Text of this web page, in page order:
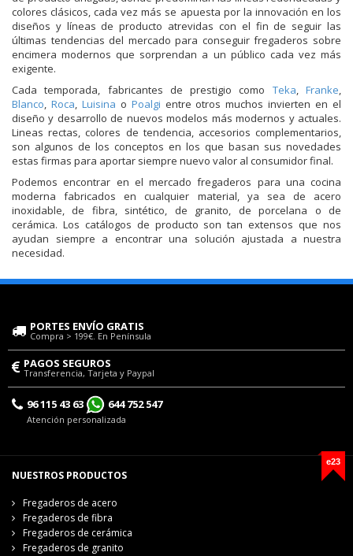
colores clásicos, cada vez más se apuesta por la innovación en los
diseños y líneas de producto atrevidas con el fin de seguir las
últimas tendencias del mercado para conseguir fregaderos sobre
encimera modernos que sorprendan a un público cada vez más
exigente.
Cada temporada, fabricantes de prestigio como Teka,Franke,
Blanco, Roca, Luisina o Poalgi entre otros muchos invierten en el
diseño y desarrollo de nuevos modelos más modernos y actuales.
Lineas rectas, colores de tendencia, accesorios complementarios,
son algunos de los conceptos en los que basan sus novedades
estas firmas para aportar siempre nuevo valor al consumidor final.
Podemos encontrar en el mercado fregaderos para una cocina
moderna fabricados en cualquier material, ya sea de acero
inoxidable, de fibra, sintético, de granito, de porcelana o de
cerámica. Los catálogos de producto son tan extensos que nos
ayudan siempre a encontrar una solución ajustada a nuestra
necesidad.
PORTES ENVÍO GRATIS
Compra > 199€. En Península
PAGOS SEGUROS
Transferencia, Tarjeta y Paypal
96 115 43 63 644 752 547
Atención personalizada
e23
NUESTROS PRODUCTOS
Fregaderos de acero
Fregaderos de fibra
Fregaderos de cerámica
Fregaderos de granito